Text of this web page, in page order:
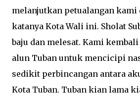
melanjutkan petualangan kami
katanya Kota Wali ini. Sholat
baju dan melesat. Kami
alun Tuban untuk mencicipi
sedikit perbincangan antara
Kota Tuban. Tuban kian lama